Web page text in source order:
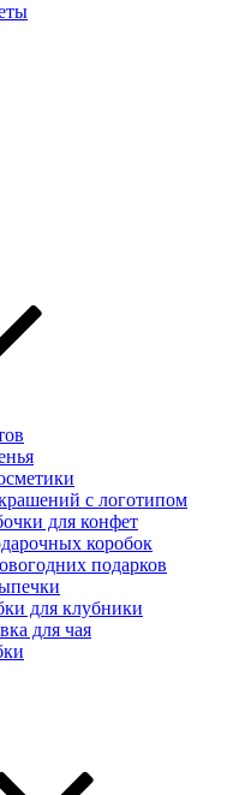
с логотипом
для конфет
коробок
подарков
для клубники
для чая